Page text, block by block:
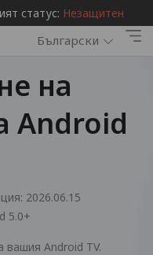
статус: Незащитен
Български
на
Android
2026.06.15
5.0+
вашия Android TV.